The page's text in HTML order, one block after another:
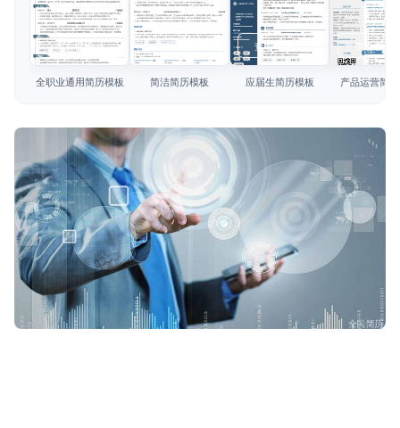
简历模板
简历教程
查看模板
全职业通用简历模板
查看模板
简洁简历模板
查看模板
应届生简历模板
查看模板
产品运营简